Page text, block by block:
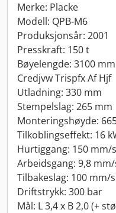
Merke: Placke
Modell: QPB-M6
Produksjonsår: 2001
Presskraft: 150 t
Bøyelengde: 3100 mm
Credjvw Trispfx Af Hjf
Utladning: 330 mm
Stempelslag: 265 mm
Monteringshøyde:
Tilkoblingseffekt: 16
Hurtiggang: 150 mm/s
Arbeidsgang: 9,8
Tilbakeslag: 100 mm/s
Driftstrykk: 300 bar
Mål: L 3,4 x B 2,0 (+